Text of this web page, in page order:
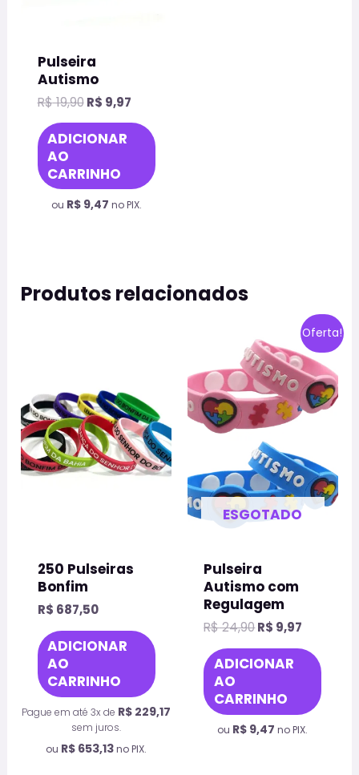
Pulseira
Autismo
R$19,90 R$ 9,97
ADICIONAR
AO
CARRINHO
ou R$9,47 no PIX.
Produtos relacionados
250 Pulseiras
Bonfim
R$ 687,50
ADICIONAR
AO
CARRINHO
Pague em até 3x de R$ 229,17
sem juros.
ou R$ 653,13no PIX.
Oferta!
ESGOTADO
Pulseira
Autismo com
Regulagem
R$24,90
preço
original
era:
R$ 24,90.
R$ 9,97
O
preço
atual
é:
R$ 9,97.
ADICIONAR
AO
CARRINHO
Este
tem
ser
ou R$ 9,47 no PIX.